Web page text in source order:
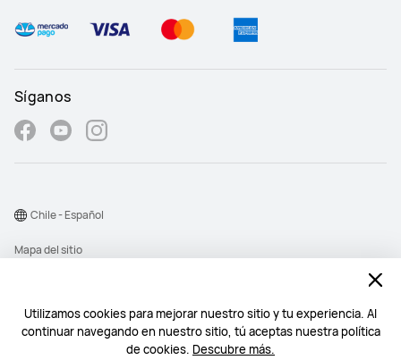
Utilizamos cookies para mejorar nuestro sitio y tu experiencia. Al
continuar navegando en nuestro sitio, tú aceptas nuestra política
de cookies. Descubre más.
Síganos
Mapa del sitio
Declaración de privacidad
Chile - Español